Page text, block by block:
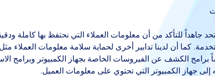
جاهداً للتأكد من أن معلومات العملاء التي نحتفظ بها كاملة
كما أن لدينا تدابير أخرى لحماية سلامة معلومات العملاء
برامج الكشف عن الفيروسات الخاصة بجهاز الكمبيوتر وبرامج
جهاز الكمبيوتر التي تحتوي على معلومات العميل.